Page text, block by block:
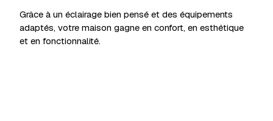
Grâce à un éclairage bien pensé et des équipements
adaptés, votre maison gagne en confort, en esthétique
et en fonctionnalité.